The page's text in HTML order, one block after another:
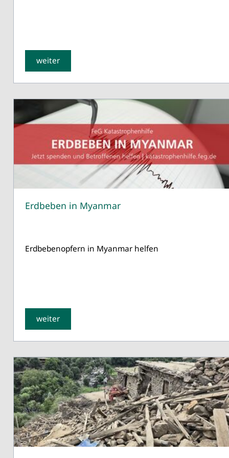
weiter
Erdbeben in Myanmar
Erdbebenopfern in Myanmar helfen
weiter